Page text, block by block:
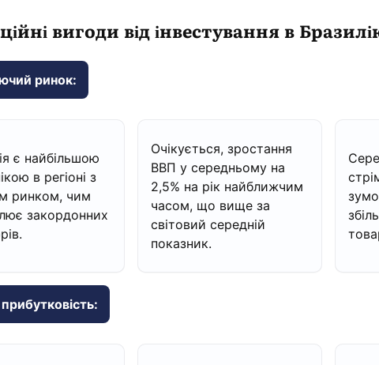
вигоди від інвестування в
ринок:
є найбільшою
в регіоні з
ринком, чим
закордонних
Очікується, зростання
ВВП у середньому на
2,5% на рік найближчим
часом, що вище за
світовий середній
показник.